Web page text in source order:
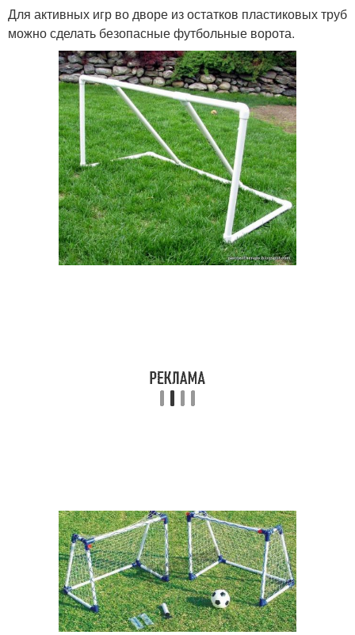
Для активных игр во дворе из остатков пластиковых труб
можно сделать безопасные футбольные ворота.